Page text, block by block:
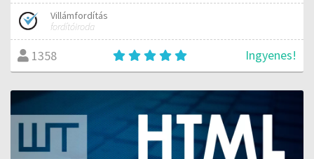
Villámfordítás
fordítóiroda
1358 Ingyenes!